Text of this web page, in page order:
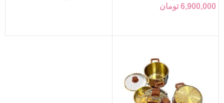
6,900,000 تومان